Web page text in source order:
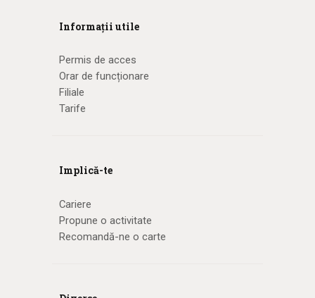
Informații utile
Permis de acces
Orar de funcționare
Filiale
Tarife
Implică-te
Cariere
Propune o activitate
Recomandă-ne o carte